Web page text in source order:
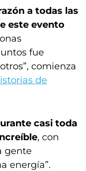
a todas las
este evento
fue
comienza
de
casi toda
, con
gente
energía”.